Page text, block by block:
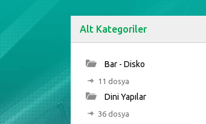
Alt Kategoriler
Bar - Disko
11 dosya
Dini Yapılar
36 dosya